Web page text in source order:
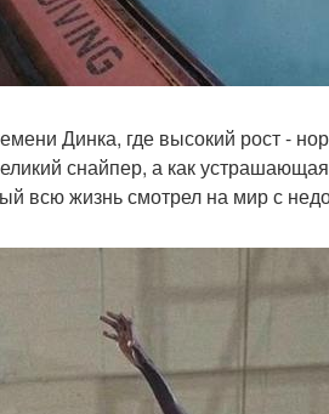
Динка, где высокий рост -
снайпер, а как
всю жизнь смотрел на мир с